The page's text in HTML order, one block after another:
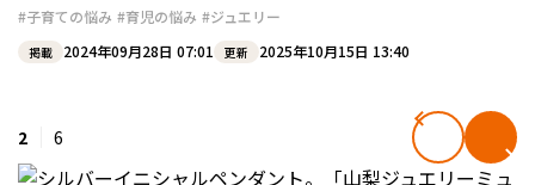
#子育ての悩み #育児の悩み #ジュエリー
掲載 2024年09月28日 07:01 更新 2025年10月15日 13:40
2 6